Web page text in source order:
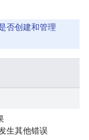
否创建和管理
生其他错误